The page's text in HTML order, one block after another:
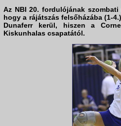
Az NBI 20. fordulójának
hogy a rájátszás felsőházába (1-
Dunaferrkerül, hiszen a
Kiskunhalas csapatától.